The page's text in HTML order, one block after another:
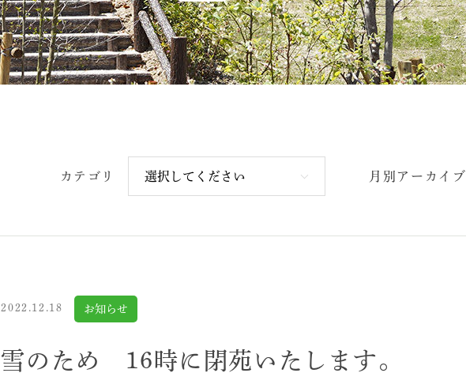
カテゴリ 月別アーカイブ
2022.12.18 お知らせ
雪のため 16時に閉苑いたします。